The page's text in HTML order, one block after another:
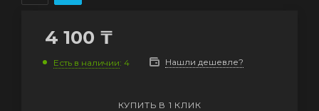
4 100 ₸
Есть в наличии: 4 Нашли дешевле?
КУПИТЬ В 1 КЛИК